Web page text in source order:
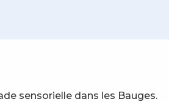
sensorielle dans les Bauges.